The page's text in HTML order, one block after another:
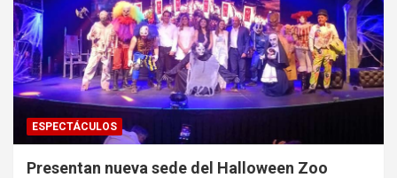
ESPECTÁCULOS
Presentan nueva sede del Halloween Zoo